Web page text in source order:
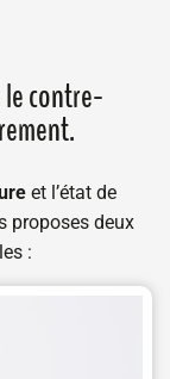
le contre-
et l’état de
proposes deux
: